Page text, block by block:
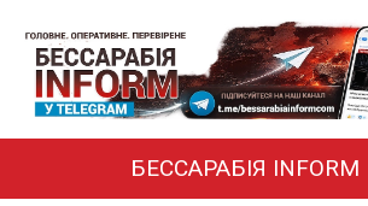
БЕССАРАБІЯ INFORM